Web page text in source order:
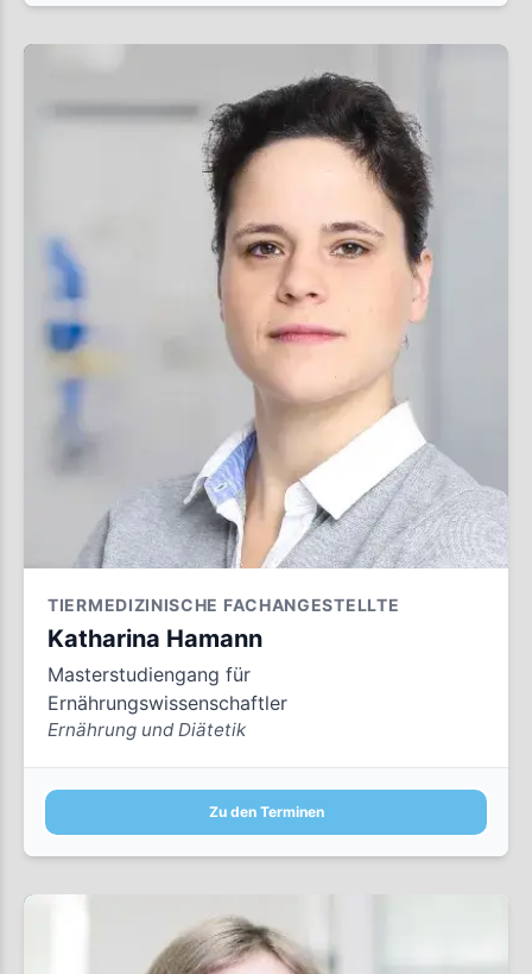
TIERMEDIZINISCHE FACHANGESTELLTE
Katharina Hamann
Masterstudiengang für
Ernährungswissenschaftler
Ernährung und Diätetik
Zu den Terminen